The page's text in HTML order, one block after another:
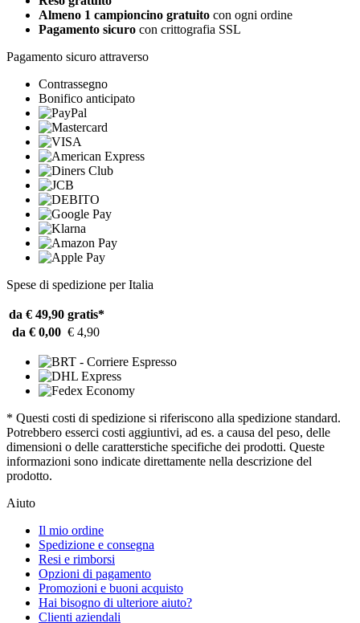
Almeno 1 campioncino gratuito con ogni ordine
Pagamento sicuro con crittografia SSL
Pagamento sicuro attraverso
Contrassegno
Bonifico anticipato
Spese di spedizione per Italia
da € 49,90 gratis*
da € 0,00 € 4,90
* Questi costi di spedizione si riferiscono alla spedizione standard.
Potrebbero esserci costi aggiuntivi, ad es. a causa del peso, delle
dimensioni o delle caratterstiche specifiche dei prodotti. Queste
informazioni sono indicate direttamente nella descrizione del
prodotto.
Aiuto
Il mio ordine
Spedizione e consegna
Resi e rimborsi
Opzioni di pagamento
Promozioni e buoni acquisto
Hai bisogno di ulteriore aiuto?
Clienti aziendali